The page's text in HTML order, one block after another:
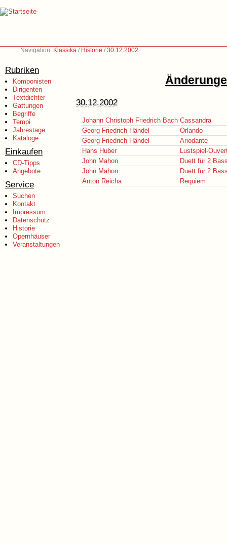
Navigation: Klassika / Historie /30.12.2002
Rubriken
Komponisten
Dirigenten
Textdichter
Gattungen
Begriffe
Tempi
Jahrestage
Kataloge
Einkaufen
CD-Tipps
Angebote
Service
Suchen
Kontakt
Impressum
Datenschutz
Historie
Opernhäuser
Veranstaltungen
30.12.2002
Johann Christoph Friedrich Bach Cassandra
Georg Friedrich Händel
Orlando
Georg Friedrich Händel
Ariodante
Hans Huber
Lustspiel-
John Mahon
Duett für 2
John Mahon
Duett für 2
Anton Reicha
Requiem